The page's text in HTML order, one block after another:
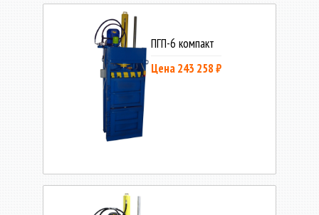
ПГП-6 компакт
Цена 243 258 ₽